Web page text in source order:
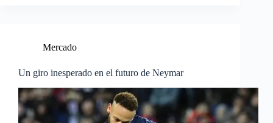
Mercado
Un giro inesperado en el futuro de Neymar